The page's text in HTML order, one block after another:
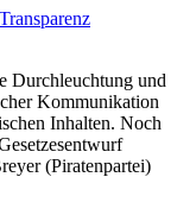
Durchleuchtung und
Kommunikation
Inhalten. Noch
(Piratenpartei)